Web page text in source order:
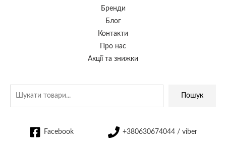
Бренди
Блог
Контакти
Про нас
Акції та знижки
Пошук
Facebook +380630674044 / viber